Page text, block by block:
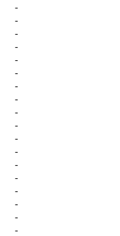
-
-
-
-
-
-
-
-
-
-
-
-
-
-
-
-
-
-